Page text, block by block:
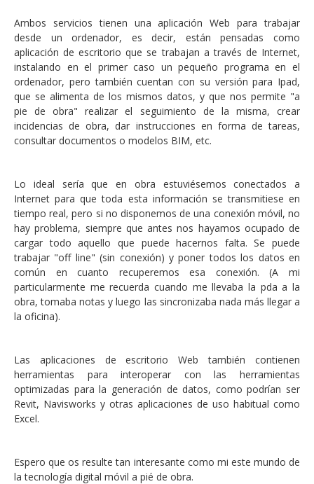
Ambos servicios tienen una aplicación Web para trabajar
desde un ordenador, es decir, están pensadas como
aplicación de escritorio que se trabajan a través de Internet,
instalando en el primer caso un pequeño programa en el
ordenador, pero también cuentan con su versión para Ipad,
que se alimenta de los mismos datos, y que nos permite "a
pie de obra" realizar el seguimiento de la misma, crear
incidencias de obra, dar instrucciones en forma de tareas,
consultar documentos o modelos BIM, etc.
Lo ideal sería que en obra estuviésemos conectados a
Internet para que toda esta información se transmitiese en
tiempo real, pero si no disponemos de una conexión móvil, no
hay problema, siempre que antes nos hayamos ocupado de
cargar todo aquello que puede hacernos falta. Se puede
trabajar "off line" (sin conexión) y poner todos los datos en
común en cuanto recuperemos esa conexión. (A mi
particularmente me recuerda cuando me llevaba la pda a la
obra, tomaba notas y luego las sincronizaba nada más llegar a
la oficina).
Las aplicaciones de escritorio Web también contienen
herramientas para interoperar con las herramientas
optimizadas para la generación de datos, como podrían ser
Revit, Navisworks y otras aplicaciones de uso habitual como
Excel.
Espero que os resulte tan interesante como mi este mundo de
la tecnología digital móvil a pié de obra.